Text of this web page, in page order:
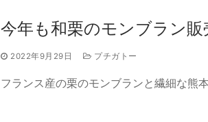
今年も和栗のモンブラン
2022年9月29日 プチガトー
フランス産の栗のモンブランと繊細な熊